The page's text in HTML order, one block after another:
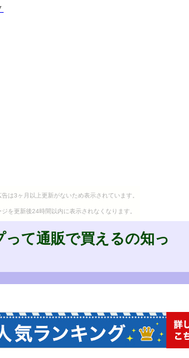
は3ヶ月以上更新がないため表示されています。
ジを更新後24時間以内に表示されなくなります。
って通販で買えるの知っ